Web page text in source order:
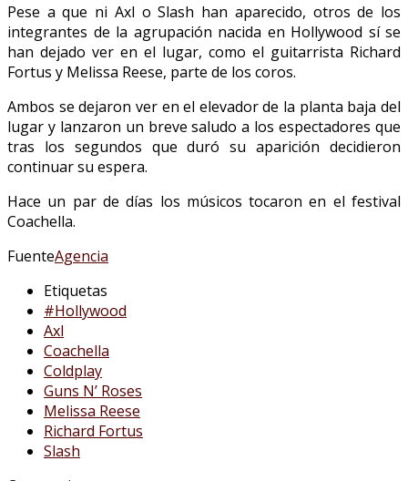
Pese a que ni Axl o Slash han aparecido, otros de los
integrantes de la agrupación nacida en Hollywood sí se
han dejado ver en el lugar, como el guitarrista Richard
Fortus y Melissa Reese, parte de los coros.
Ambos se dejaron ver en el elevador de la planta baja del
lugar y lanzaron un breve saludo a los espectadores que
tras los segundos que duró su aparición decidieron
continuar su espera.
Hace un par de días los músicos tocaron en el festival
Coachella.
FuenteAgencia
Etiquetas
#Hollywood
Axl
Coachella
Coldplay
Guns N’ Roses
Melissa Reese
Richard Fortus
Slash